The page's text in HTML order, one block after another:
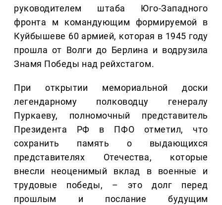
руководителем штаба Юго-Западного
фронта м командующим формируемой в
Куйбышеве 60 армией, которая в 1945 году
прошла от Волги до Берлина и водрузила
Знамя Победы над рейхстагом.
При открытии мемориальной доски
легендарному полководцу генералу
Пуркаеву, полномочный представитель
Президента РФ в ПФО отметил, что
сохранить память о выдающихся
представителях Отечества, которые
внесли неоценимый вклад в военные и
трудовые победы, – это долг перед
прошлым и послание будущим